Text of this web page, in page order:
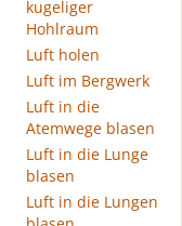
kugeliger
Hohlraum
Luft holen
Luft im Bergwerk
Luft in die
Atemwege blasen
Luft in die Lunge
blasen
Luft in die Lungen